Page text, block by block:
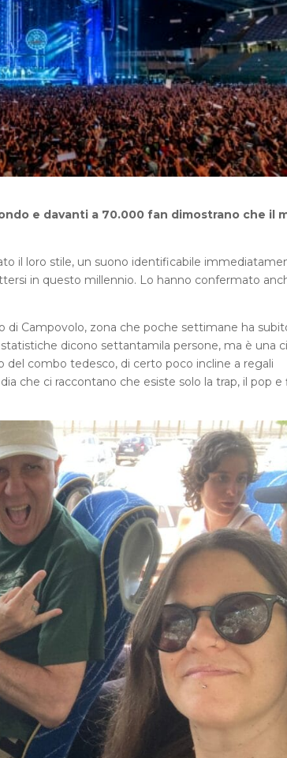
e davanti a 70.000 fan dimostrano che il
il loro stile, un suono identificabile
in questo millennio. Lo hanno confermato
di Campovolo, zona che poche settimane ha
dicono settantamila persone, ma è una
del combo tedesco, di certo poco incline a regali
che ci raccontano che esiste solo la trap, il pop e